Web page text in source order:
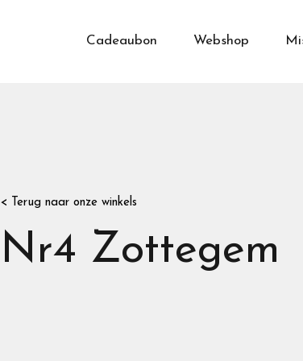
Cadeaubon Webshop
< Terug naar onze winkels
Nr4 Zottegem